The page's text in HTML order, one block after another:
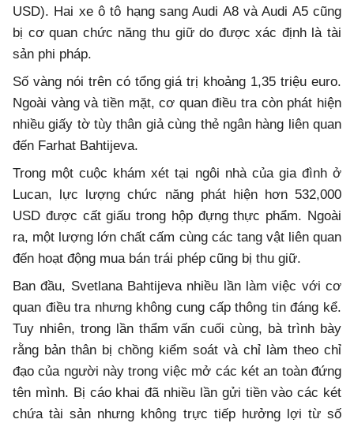
USD). Hai xe ô tô hạng sang Audi A8 và Audi A5 cũng
bị cơ quan chức năng thu giữ do được xác định là tài
sản phi pháp.
Số vàng nói trên có tổng giá trị khoảng 1,35 triệu euro.
Ngoài vàng và tiền mặt, cơ quan điều tra còn phát hiện
nhiều giấy tờ tùy thân giả cùng thẻ ngân hàng liên quan
đến Farhat Bahtijeva.
Trong một cuộc khám xét tại ngôi nhà của gia đình ở
Lucan, lực lượng chức năng phát hiện hơn 532,000
USD được cất giấu trong hộp đựng thực phẩm. Ngoài
ra, một lượng lớn chất cấm cùng các tang vật liên quan
đến hoạt động mua bán trái phép cũng bị thu giữ.
Ban đầu, Svetlana Bahtijeva nhiều lần làm việc với cơ
quan điều tra nhưng không cung cấp thông tin đáng kể.
Tuy nhiên, trong lần thẩm vấn cuối cùng, bà trình bày
rằng bản thân bị chồng kiểm soát và chỉ làm theo chỉ
đạo của người này trong việc mở các két an toàn đứng
tên mình. Bị cáo khai đã nhiều lần gửi tiền vào các két
chứa tài sản nhưng không trực tiếp hưởng lợi từ số